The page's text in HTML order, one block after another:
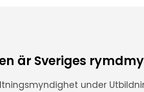
är Sveriges
under